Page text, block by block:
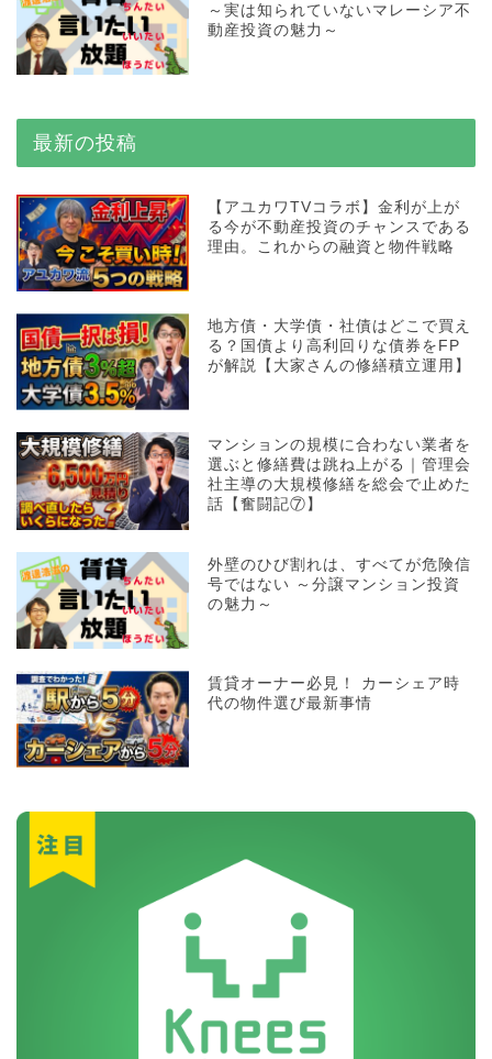
～実は知られていないマレーシア不
動産投資の魅力～
最新の投稿
【アユカワTVコラボ】金利が上が
る今が不動産投資のチャンスである
理由。これからの融資と物件戦略
地方債・大学債・社債はどこで買え
る？国債より高利回りな債券をFP
が解説【大家さんの修繕積立運用】
マンションの規模に合わない業者を
選ぶと修繕費は跳ね上がる｜管理会
社主導の大規模修繕を総会で止めた
話【奮闘記⑦】
外壁のひび割れは、すべてが危険信
号ではない ～分譲マンション投資
の魅力～
賃貸オーナー必見！ カーシェア時
代の物件選び最新事情